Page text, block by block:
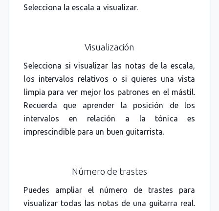
Selecciona la escala a visualizar.
Visualización
Selecciona si visualizar las notas de la escala,
los intervalos relativos o si quieres una vista
limpia para ver mejor los patrones en el mástil.
Recuerda que aprender la posición de los
intervalos en relación a la tónica es
imprescindible para un buen guitarrista.
Número de trastes
Puedes ampliar el número de trastes para
visualizar todas las notas de una guitarra real.